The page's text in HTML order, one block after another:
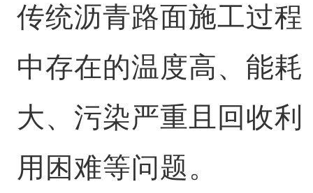
传统沥青路面施工过程
中存在的温度高、能耗
大、污染严重且回收利
用困难等问题。